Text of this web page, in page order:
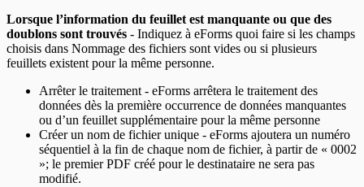
Lorsque l’information du feuillet est manquante ou que des
doublons sont trouvés - Indiquez à eForms quoi faire si les champs
choisis dans Nommage des fichiers sont vides ou si plusieurs
feuillets existent pour la même personne.
Arrêter le traitement - eForms arrêtera le traitement des
données dès la première occurrence de données manquantes
ou d’un feuillet supplémentaire pour la même personne
Créer un nom de fichier unique - eForms ajoutera un numéro
séquentiel à la fin de chaque nom de fichier, à partir de « 0002
»; le premier PDF créé pour le destinataire ne sera pas
modifié.